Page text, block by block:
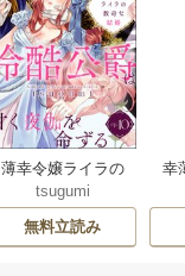
薄幸令嬢ライラの
数奇な結婚 愛さな
いと告げた冷酷公
爵は甘く夜伽を命
tsugumi
無料立読み
幸